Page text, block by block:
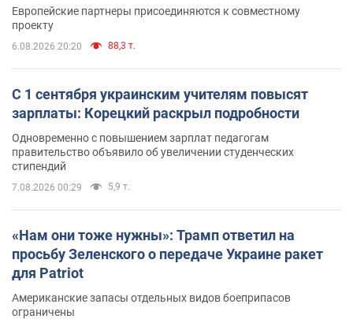
Европейские партнеры присоединяются к совместному
проекту
6.08.2026 20:20 88,3 т.
С 1 сентября украинским учителям повысят
зарплаты: Корецкий раскрыл подробности
Одновременно с повышением зарплат педагогам
правительство объявило об увеличении студенческих
стипендий
7.08.2026 00:29 5,9 т.
«Нам они тоже нужны»: Трамп ответил на
просьбу Зеленского о передаче Украине ракет
для Patriot
Американские запасы отдельных видов боеприпасов
ограничены